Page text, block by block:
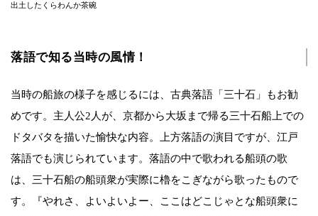
出土したくらわんか茶碗
落語で知る当時の風情！
当時の船旅の様子を感じるには、古典落語「三十石」もお勧
めです。主人公2人が、京都から大坂まで帰る三十石船上での
ドタバタを描いた愉快な内容。上方落語の演目ですが、江戸
落語でも演じられています。落語の中で歌われる船頭の歌
は、三十石船の船頭衆が実際に櫓をこぎながら歌ったもので
す。『やれさ、よいよいよー、ここはどこじゃとな船頭衆に